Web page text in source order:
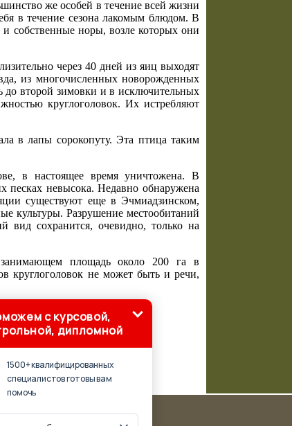
же особей в течение всей жизни
в течение сезона лакомым блюдом. В
собственные норы, возле которых они
через 40 дней из яиц выходят
из многочисленных новорожденных
второй зимовки и в исключительных
круглоголовок. Их истребляют
в лапы сорокопуту. Эта птица таким
в настоящее время уничтожена. В
песках невысока. Недавно обнаружена
существуют еще в Эчмиадзинском,
культуры. Разрушение местообитаний
вид сохранится, очевидно, только на
занимающем площадь около 200 га в
круглоголовок не может быть и речи,
с курсовой,
дипломной
1500+ квалифицированных
специалистов готовы вам
помочь